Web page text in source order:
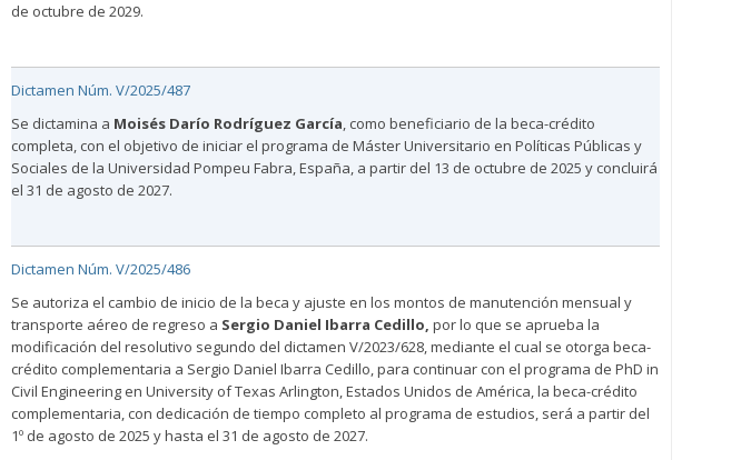
de octubre de 2029.
Dictamen Núm. V/2025/487
Se dictamina a Moisés Darío Rodríguez García, como beneficiario de la beca-crédito
completa, con el objetivo de iniciar el programa de Máster Universitario en Políticas Públicas y
Sociales de la Universidad Pompeu Fabra, España, a partir del 13 de octubre de 2025 y concluirá
el 31 de agosto de 2027.
Dictamen Núm. V/2025/486
Se autoriza el cambio de inicio de la beca y ajuste en los montos de manutención mensual y
transporte aéreo de regreso a Sergio Daniel Ibarra Cedillo, por lo que se aprueba la
modificación del resolutivo segundo del dictamen V/2023/628, mediante el cual se otorga beca-
crédito complementaria a Sergio Daniel Ibarra Cedillo, para continuar con el programa de PhD in
Civil Engineering en University of Texas Arlington, Estados Unidos de América, la beca-crédito
complementaria, con dedicación de tiempo completo al programa de estudios, será a partir del
1º de agosto de 2025 y hasta el 31 de agosto de 2027.